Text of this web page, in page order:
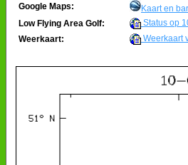
Google Maps:
Kaart en
Low Flying Area Golf:
Status op
Weerkaart:
Weerkaart